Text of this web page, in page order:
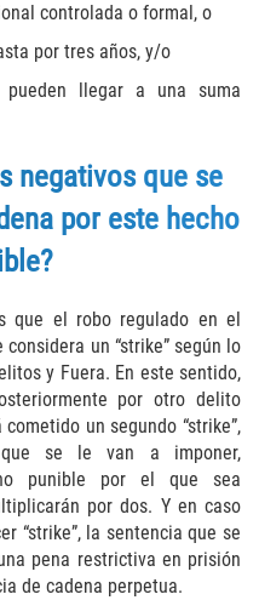
y Adultos
de Emergencia
Permanente
Temporal
controlada o formal, o
por tres años, y/o
llegar a una suma
negativos que se
por este hecho
que el robo regulado en el
un “strike” según lo
y Fuera. En este sentido,
por otro delito
un segundo “strike”,
se le van a imponer,
punible por el que sea
por dos. Y en caso
“strike”, la sentencia que se
pena restrictiva en prisión
de cadena perpetua.